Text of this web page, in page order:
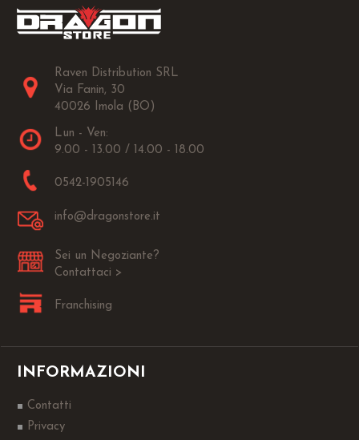
Raven Distribution SRL
Via Fanin, 30
40026 Imola (BO)
Lun - Ven:
9.00 - 13.00 / 14.00 - 18.00
0542-1905146
info@dragonstore.it
Sei un Negoziante?
Contattaci >
Franchising
INFORMAZIONI
Contatti
Privacy